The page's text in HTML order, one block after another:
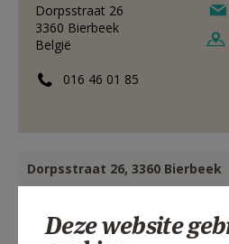
MIJN PAROCHIE
AANMELDEN OF
Dorpsstraat 26
3360 Bierbeek
België
016 46 01 85
Dorpsstraat 26, 3360 Bierbeek
Deze website